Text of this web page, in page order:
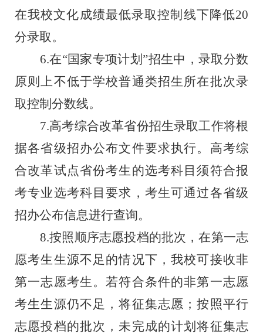
在我校文化成绩最低录取控制线下降低20
分录取。
6.在“国家专项计划”招生中，录取分数
原则上不低于学校普通类招生所在批次录
取控制分数线。
7.高考综合改革省份招生录取工作将根
据各省级招办公布文件要求执行。高考综
合改革试点省份考生的选考科目须符合报
考专业选考科目要求，考生可通过各省级
招办公布信息进行查询。
8.按照顺序志愿投档的批次，在第一志
愿考生生源不足的情况下，我校可接收非
第一志愿考生。若符合条件的非第一志愿
考生生源仍不足，将征集志愿；按照平行
志愿投档的批次，未完成的计划将征集志